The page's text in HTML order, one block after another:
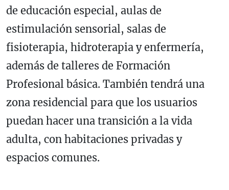
de educación especial, aulas de
estimulación sensorial, salas de
fisioterapia, hidroterapia y enfermería,
además de talleres de Formación
Profesional básica. También tendrá una
zona residencial para que los usuarios
puedan hacer una transición a la vida
adulta, con habitaciones privadas y
espacios comunes.